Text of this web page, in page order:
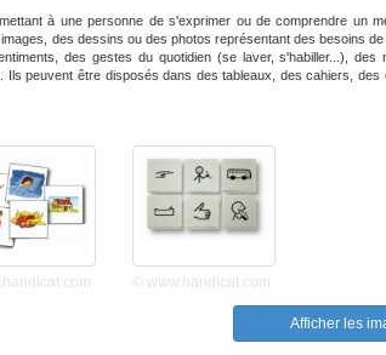
à une personne de s'exprimer ou de comprendre un
des dessins ou des photos représentant des besoins de
des gestes du quotidien (se laver, s'habiller...), des
Ils peuvent être disposés dans des tableaux, des cahiers, des
© www.handicat.com
Afficher les